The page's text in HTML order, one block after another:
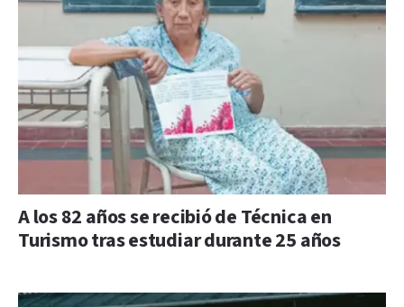
A los 82 años se recibió de Técnica en
Turismo tras estudiar durante 25 años